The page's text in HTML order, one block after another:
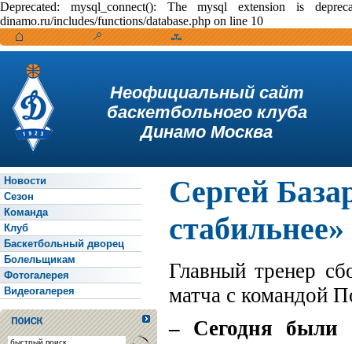
Deprecated: mysql_connect(): The mysql extension is
dinamo.ru/includes/functions/database.php on line 10
Неофициальный сайт
баскетбольного клуба
Динамо Москва
Новости
Сезон
Команда
Клуб
Баскетбольный дворец
Болельщикам
Фотогалерея
Видеогалерея
Сергей
Главный тренер
матча с командой
– Сегодня были